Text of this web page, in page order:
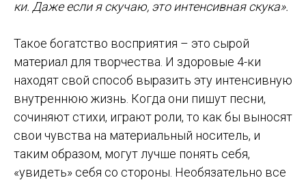
ки. Даже если я скучаю, это интенсивная скука».
Такое богатство восприятия – это сырой
материал для творчества. И здоровые 4-ки
находят свой способ выразить эту интенсивную
внутреннюю жизнь. Когда они пишут песни,
сочиняют стихи, играют роли, то как бы выносят
свои чувства на материальный носитель, и
таким образом, могут лучше понять себя,
«увидеть» себя со стороны. Необязательно все